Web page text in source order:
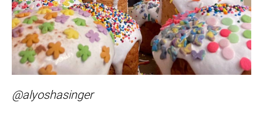
@alyoshasinger